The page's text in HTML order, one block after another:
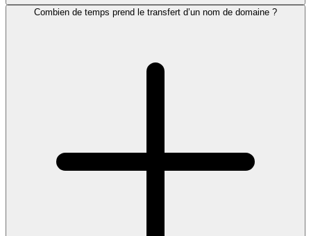
Combien de temps prend le transfert d’un nom de domaine ?